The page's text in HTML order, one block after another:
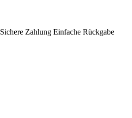
Sichere Zahlung Einfache Rückgabe